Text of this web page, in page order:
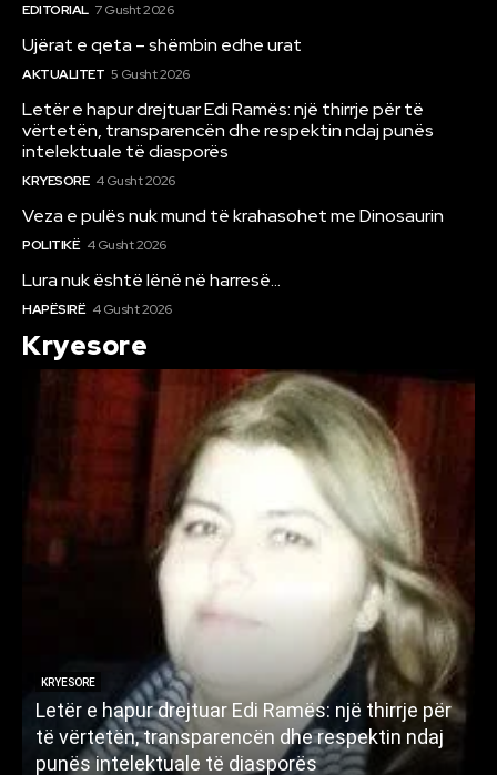
EDITORIAL 7 Gusht 2026
Ujërat e qeta – shëmbin edhe urat
AKTUALITET 5 Gusht 2026
Letër e hapur drejtuar Edi Ramës: një thirrje për të
vërtetën, transparencën dhe respektin ndaj punës
intelektuale të diasporës
KRYESORE 4 Gusht 2026
Veza e pulës nuk mund të krahasohet me Dinosaurin
POLITIKË 4 Gusht 2026
Lura nuk është lënë në harresë…
HAPËSIRË 4 Gusht 2026
Kryesore
KRYESORE
Letër e hapur drejtuar Edi Ramës: një thirrje për
të vërtetën, transparencën dhe respektin ndaj
punës intelektuale të diasporës